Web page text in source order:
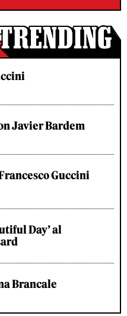
Javier Bardem
Guccini
Day’ al
Brancale